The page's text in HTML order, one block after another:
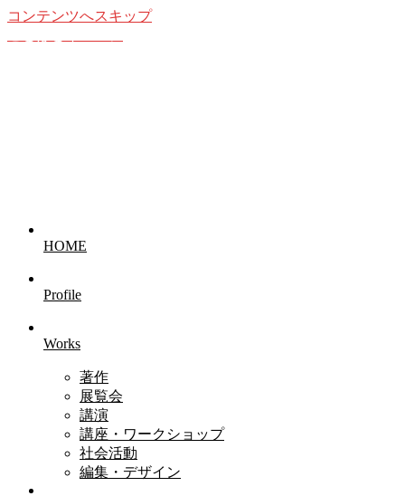
コンテンツへスキップ
HOME
Profile
Works
著作
展覧会
講演
講座・ワークショップ
社会活動
編集・デザイン